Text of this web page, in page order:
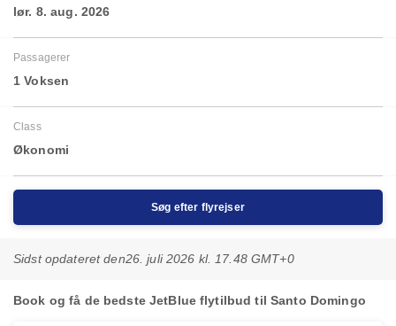
lør. 8. aug. 2026
Passagerer
1 Voksen
Class
Økonomi
Søg efter flyrejser
Sidst opdateret den26. juli 2026 kl. 17.48 GMT+0
Book og få de bedste JetBlue flytilbud til Santo Domingo